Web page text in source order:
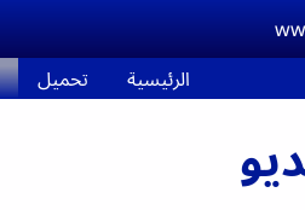
الرئيسية تحميل